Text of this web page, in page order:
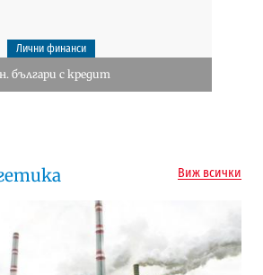
новина
Лични финанси
българи с кредит
Виж всички